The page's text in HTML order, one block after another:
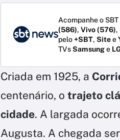
Acompanhe o
(586), Vivo (576),
pelo+SBT, Sitee
TVsSamsunge
Criada em 1925, a
centenário, o trajeto
cidade. A largada
Augusta. A chegada